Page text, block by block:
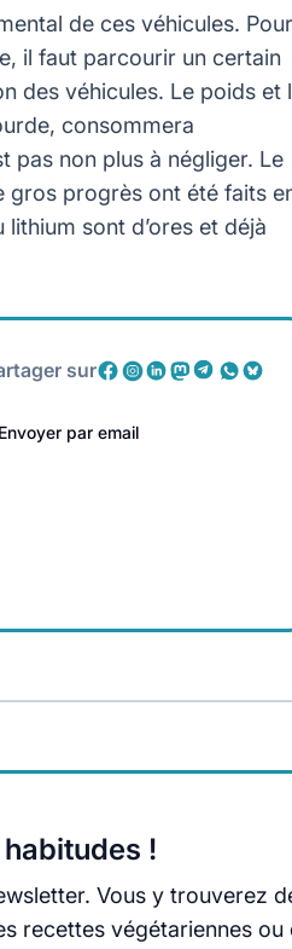
de ces véhicules. Pour
il faut parcourir un certain
des véhicules. Le poids et
consommera
pas non plus à négliger. Le
gros progrès ont été faits
sont d’ores et déjà
sur
Envoyer par email
!
Vous y trouverez
recettes végétariennes ou